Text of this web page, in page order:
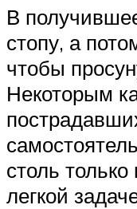
В
стопу, а
чтобы
Некоторым
столь
легкой